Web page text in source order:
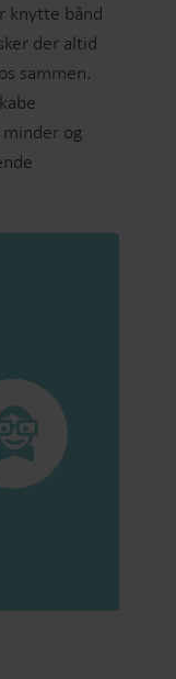
knytte bånd
der altid
sammen.
og